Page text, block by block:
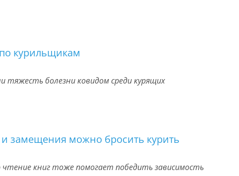
курильщикам
тяжесть болезни ковидом среди курящих
замещения можно бросить курить
книг тоже помогает победить зависимость